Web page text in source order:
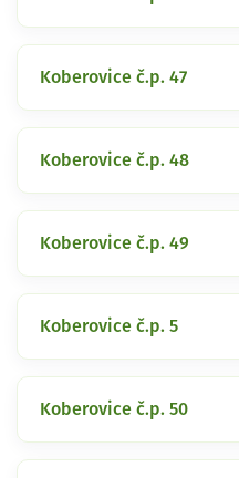
Koberovice č.p. 47
Koberovice č.p. 48
Koberovice č.p. 49
Koberovice č.p. 5
Koberovice č.p. 50